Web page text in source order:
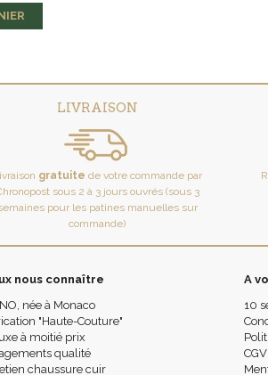
LIVRAISON
gratuite de votre commande par
sous 2 à 3 jours ouvrés (sous 3
pour les patines manuelles sur
commande)
nous connaître
née à Monaco
"Haute-Couture"
à moitié prix
qualité
chaussure cuir
A
10
CGV